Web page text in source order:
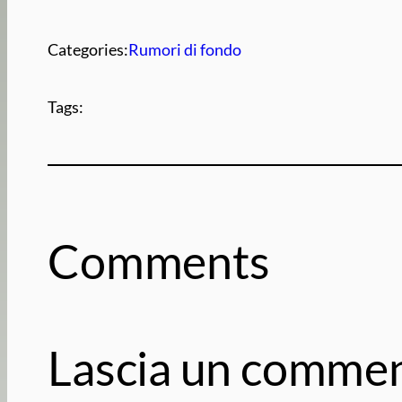
Categories:Rumori di fondo
Tags:
Comments
Lascia un